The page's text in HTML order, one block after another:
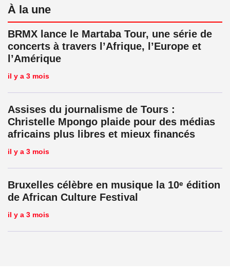
À la une
BRMX lance le Martaba Tour, une série de
concerts à travers l’Afrique, l’Europe et
l’Amérique
il y a 3 mois
Assises du journalisme de Tours :
Christelle Mpongo plaide pour des médias
africains plus libres et mieux financés
il y a 3 mois
Bruxelles célèbre en musique la 10ᵉ édition
de African Culture Festival
il y a 3 mois